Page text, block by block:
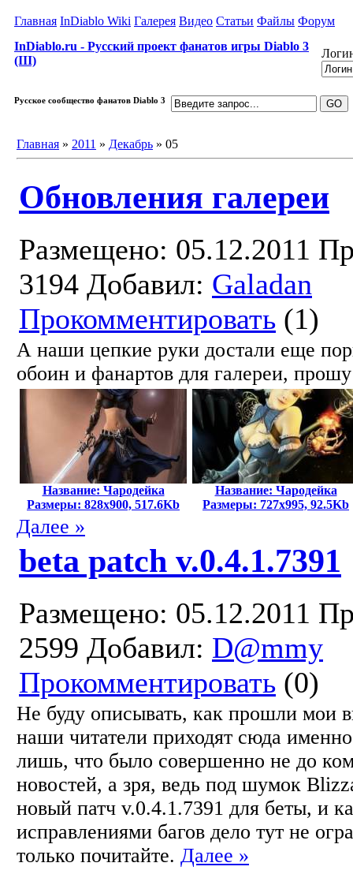
Главная InDiablo Wiki Галерея Видео Статьи Файлы Форум
InDiablo.ru - Русский проект фанатов игры Diablo 3
(III)
Русское сообщество фанатов Diablo 3
Главная » 2011 » Декабрь » 05
Обновления галереи
Размещено: 05.12.2011
3194 Добавил: Galadan
Прокомментировать (1)
А наши цепкие руки достали еще
обоин и фанартов для галереи,
Название: Чародейка
Размеры: 828x900, 517.6Kb
Название: Чародейка
Размеры: 727x995, 92.5Kb
Далее »
beta patch v.0.4.1.7391
Размещено: 05.12.2011
2599 Добавил: D@mmy
Прокомментировать (0)
Не буду описывать, как прошли мои
наши читатели приходят сюда
лишь, что было совершенно не до
новостей, а зря, ведь под шумок
новый патч v.0.4.1.7391 для беты, и
исправлениями багов дело тут не
только почитайте. Далее »